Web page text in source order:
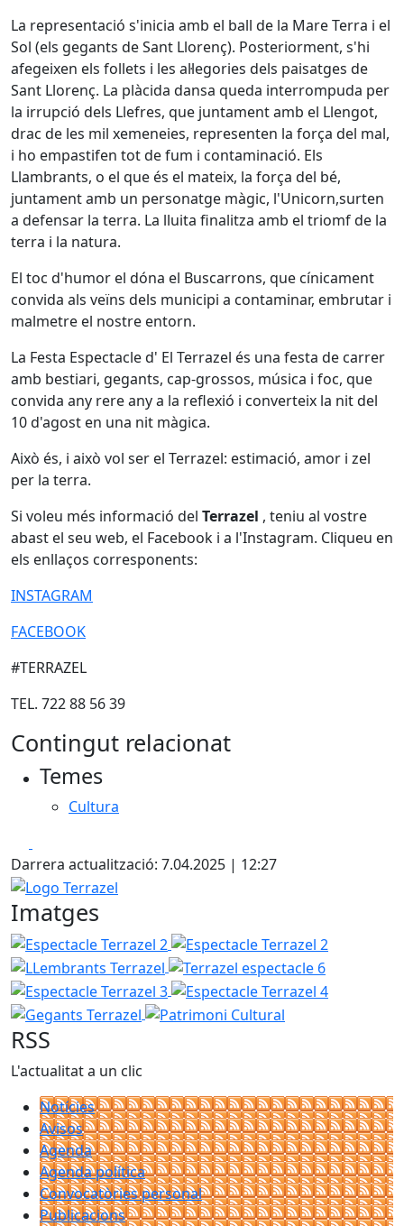
La representació s'inicia amb el ball de la Mare Terra i el
Sol (els gegants de Sant Llorenç). Posteriorment, s'hi
afegeixen els follets i les al·legories dels paisatges de
Sant Llorenç. La plàcida dansa queda interrompuda per
la irrupció dels Llefres, que juntament amb el Llengot,
drac de les mil xemeneies, representen la força del mal,
i ho empastifen tot de fum i contaminació. Els
Llambrants, o el que és el mateix, la força del bé,
juntament amb un personatge màgic, l'Unicorn,surten
a defensar la terra. La lluita finalitza amb el triomf de la
terra i la natura.
El toc d'humor el dóna el Buscarrons, que cínicament
convida als veïns dels municipi a contaminar, embrutar i
malmetre el nostre entorn.
La Festa Espectacle d' El Terrazel és una festa de carrer
amb bestiari, gegants, cap-grossos, música i foc, que
convida any rere any a la reflexió i converteix la nit del
10 d'agost en una nit màgica.
Això és, i això vol ser el Terrazel: estimació, amor i zel
per la terra.
Si voleu més informació del Terrazel , teniu al vostre
abast el seu web, el Facebook i a l'Instagram. Cliqueu en
els enllaços corresponents:
INSTAGRAM
FACEBOOK
#TERRAZEL
TEL. 722 88 56 39
Contingut relacionat
Temes
Cultura
Darrera actualització: 7.04.2025 | 12:27
Logo Terrazel
Imatges
Espectacle Terrazel 2 Espectacle Terrazel 2
Terrazel espectacle 6
Espectacle
Espectacle Terrazel 4
Gegants
Patrimoni Cultural
RSS
L'actualitat a un clic
Notícies
Avisos
Agenda
Agenda política
Convocatòries personal
Publicacions